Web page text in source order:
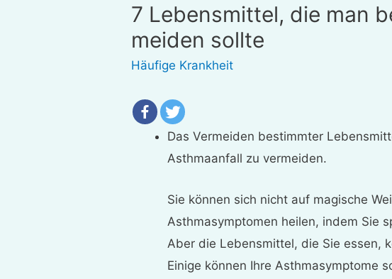
7 Lebensmittel, die man
meiden sollte
Häufige Krankheit
Das Vermeiden bestimmter
Asthmaanfall zu vermeiden.
Sie können sich nicht auf magische
Asthmasymptomen heilen, indem Sie
Aber die Lebensmittel, die Sie essen,
Einige können Ihre Asthmasymptome